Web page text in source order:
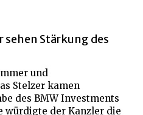
sehen Stärkung des
und
Stelzer kamen
des BMW Investments
würdigte der Kanzler die